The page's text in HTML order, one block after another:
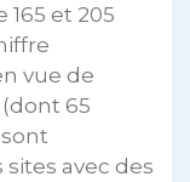
165 et 205
vue de
65
avec des